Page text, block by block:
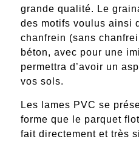
grande qualité. Le
des motifs voulus ainsi
chanfrein (sans
béton, avec pour une
permettra d’avoir un
vos sols.
Les lames PVC se
forme que le parquet
fait directement et très